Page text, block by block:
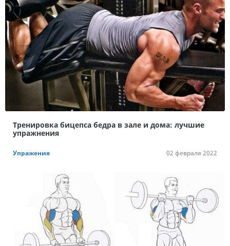
Тренировка бицепса бедра в зале и дома: лучшие
упражнения
Упражения 02 февраля 2022